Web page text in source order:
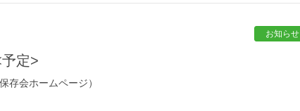
お知らせ
予定>
会ホームページ）